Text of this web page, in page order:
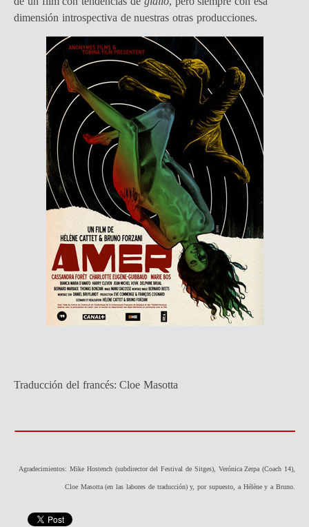
dimensión introspectiva de nuestras otras producciones.
Traducción del francés: Cloe Masotta
Agradecimientos: Mike Hostench (subdirector del Festival de Sitges), Verónica Zerpa (Coach 14),
Cloe Masotta (en las labores de traducción) y, por supuesto, a Hélène y a Bruno.